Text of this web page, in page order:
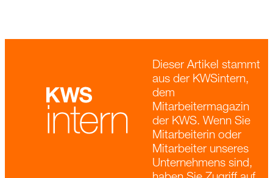
Dieser Artikel stammt
aus der KWSintern,
dem
Mitarbeitermagazin
der KWS. Wenn Sie
Mitarbeiterin oder
Mitarbeiter unseres
Unternehmens sind,